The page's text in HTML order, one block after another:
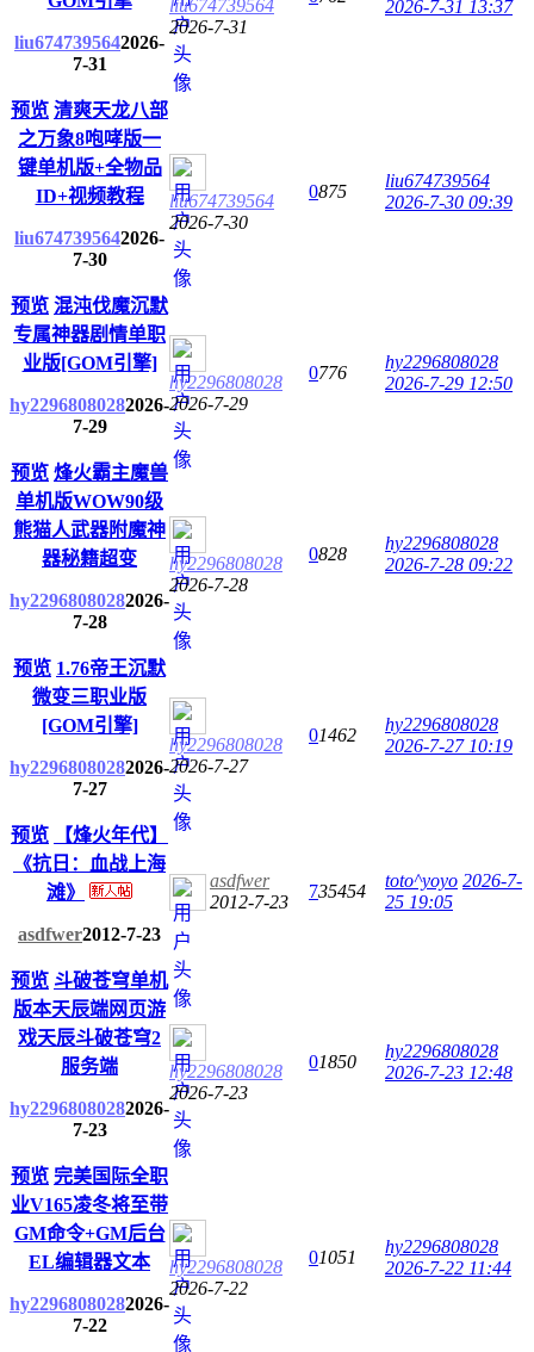
liu6747395642026-
7-31
liu674739564
2026-7-31
2026-7-31 13:37
预览 清爽天龙八部
之万象8咆哮版一
键单机版+全物品
ID+视频教程
liu6747395642026-
7-30
liu674739564
2026-7-30
0875
liu674739564
2026-7-30 09:39
预览 混沌伐魔沉默
专属神器剧情单职
业版[GOM引擎]
hy22968080282026-
7-29
hy2296808028
2026-7-29
0776
hy2296808028
2026-7-29 12:50
预览 烽火霸主魔兽
单机版WOW90级
熊猫人武器附魔神
器秘籍超变
hy22968080282026-
7-28
hy2296808028
2026-7-28
0828
hy2296808028
2026-7-28 09:22
预览 1.76帝王沉默
微变三职业版
[GOM引擎]
hy22968080282026-
7-27
hy2296808028
2026-7-27
01462
hy2296808028
2026-7-27 10:19
预览
【烽火年代】
《抗日：血战上海
滩》
asdfwer2012-7-23
asdfwer
2012-7-23
735454
toto^yoyo 2026-7-
25 19:05
预览 斗破苍穹单机
版本天辰端网页游
戏天辰斗破苍穹2
服务端
hy22968080282026-
7-23
hy2296808028
2026-7-23
01850
hy2296808028
2026-7-23 12:48
预览 完美国际全职
业V165凌冬将至带
GM命令+GM后台
EL编辑器文本
hy22968080282026-
7-22
hy2296808028
2026-7-22
01051
hy2296808028
2026-7-22 11:44